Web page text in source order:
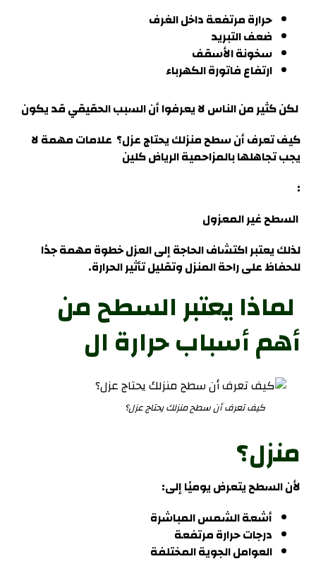
حرارة مرتفعة داخل الغرف
ضعف التبريد
سخونة الأسقف
ارتفاع فاتورة الكهرباء
لكن كثير من الناس لا يعرفوا أن السبب الحقيقي قد يكون
كيف تعرف أن سطح منزلك يحتاج عزل؟ علامات مهمة لا
يجب تجاهلها بالمزاحمية الرياض كلين
:
السطح غير المعزول
لذلك يعتبر اكتشاف الحاجة إلى العزل خطوة مهمة جدًا
للحفاظ على راحة المنزل وتقليل تأثير الحرارة.
لماذا يعتبر السطح من
أهم أسباب حرارة ال
كيف تعرف أن سطح منزلك يحتاج عزل؟
منزل؟
لأن السطح يتعرض يوميًا إلى:
أشعة الشمس المباشرة
درجات حرارة مرتفعة
العوامل الجوية المختلفة